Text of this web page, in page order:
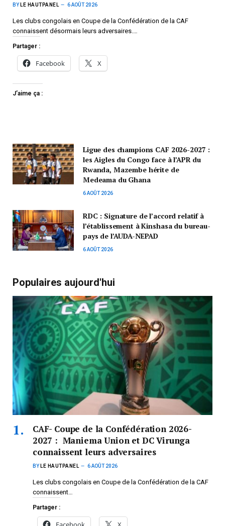
BY LE HAUTPANEL 6 AOÛT 2026
Les clubs congolais en Coupe de la Confédération de la CAF
connaissent désormais leurs adversaires.…
Partager :
Facebook X
J’aime ça :
Ligue des champions CAF 2026-2027 :
les Aigles du Congo face à l’APR du
Rwanda, Mazembe hérite de
Medeama du Ghana
6 AOÛT 2026
RDC : Signature de l’accord relatif à
l’établissement à Kinshasa du bureau-
pays de l’AUDA-NEPAD
6 AOÛT 2026
Populaires aujourd'hui
CAF- Coupe de la Confédération 2026-
2027 : Maniema Union et DC Virunga
connaissent leurs adversaires
BY LE HAUTPANEL 6 AOÛT 2026
Les clubs congolais en Coupe de la Confédération de la CAF
connaissent…
Partager :